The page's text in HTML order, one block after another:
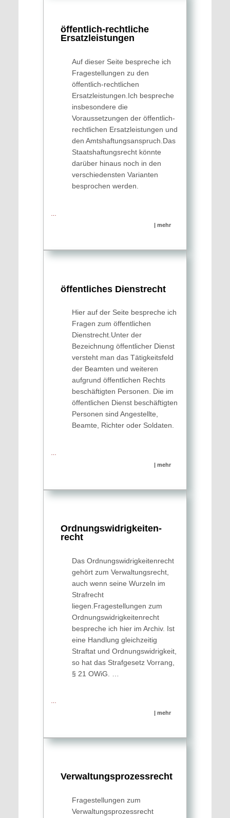
öffentlich-recht­liche
Ersatz­leistungen
Auf dieser Seite bespreche ich
Fragestellungen zu den
öffentlich-rechtlichen
Ersatzleistungen.Ich bespreche
insbesondere die
Voraussetzungen der öffentlich-
rechtlichen Ersatzleistungen und
den Amtshaftungsanspruch.Das
Staatshaftungsrecht könnte
darüber hinaus noch in den
verschiedensten Varianten
besprochen werden.
| mehr
öffent­liches Dienst­recht
Hier auf der Seite bespreche ich
Fragen zum öffentlichen
Dienstrecht.Unter der
Bezeichnung öffentlicher Dienst
versteht man das Tätigkeitsfeld
der Beamten und weiteren
aufgrund öffentlichen Rechts
beschäftigten Personen. Die im
öffentlichen Dienst beschäftigten
Personen sind Angestellte,
Beamte, Richter oder Soldaten.
| mehr
Ordnungs­widrig­keiten­
recht
Das Ordnungswidrigkeitenrecht
gehört zum Verwaltungsrecht,
auch wenn seine Wurzeln im
Strafrecht
liegen.Fragestellungen zum
Ordnungswidrigkeitenrecht
bespreche ich hier im Archiv. Ist
eine Handlung gleichzeitig
Straftat und Ordnungswidrigkeit,
so hat das Strafgesetz Vorrang,
§ 21 OWiG. …
| mehr
Verwaltungs­prozess­recht
Fragestellungen zum
Verwaltungsprozessrecht